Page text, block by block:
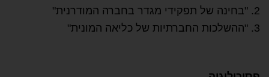
2. "בחינה של תפקידי מגדר בחברה המודרנית"
3. "ההשלכות החברתיות של כליאה המונית"